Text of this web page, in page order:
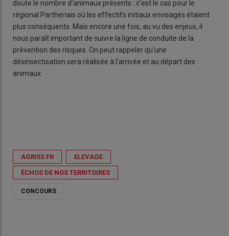
doute le nombre d'animaux présents : c'est le cas pour le
régional Parthenais où les effectifs initiaux envisagés étaient
plus conséquents. Mais encore une fois, au vu des enjeux, il
nous paraît important de suivre la ligne de conduite de la
prévention des risques. On peut rappeler qu'une
désinsectisation sera réalisée à l'arrivée et au départ des
animaux.
AGRI53.FR ELEVAGE
ÉCHOS DE NOS TERRITOIRES
CONCOURS